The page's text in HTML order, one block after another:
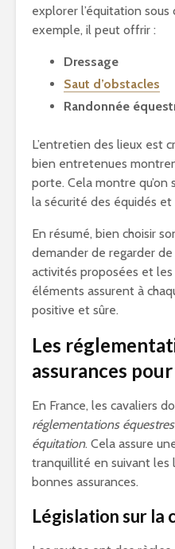
explorer l’équitation
exemple, il peut offrir :
Dressage
Saut d’obstacles
Randonnée
L’entretien des lieux est
bien entretenues
porte. Cela montre
la sécurité des équidés et
En résumé, bien choisir
demander de regarder
activités proposées et les
éléments assurent à
positive et sûre.
Les
assurances
En France, les cavaliers
réglementations équestres
équitation. Cela assure
tranquillité en suivant les
bonnes assurances.
Législation sur la